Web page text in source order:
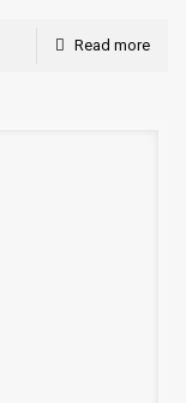
Read more